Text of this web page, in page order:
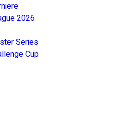
2026
Series
Cup